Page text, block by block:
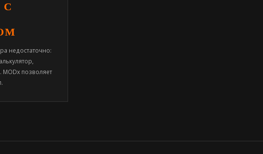
С
недостаточно:
позволяет